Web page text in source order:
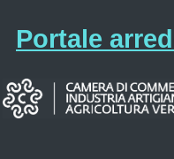
Portale